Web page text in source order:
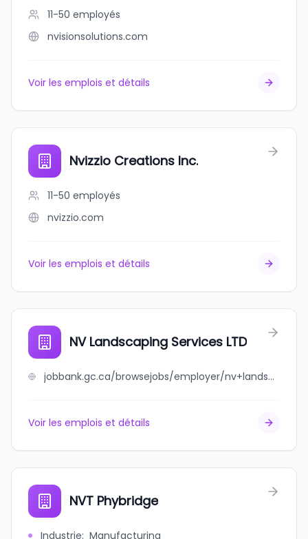
11-50 employés
nvisionsolutions.com
Voir les emplois et détails
Nvizzio Creations Inc.
11-50 employés
nvizzio.com
Voir les emplois et détails
NV Landscaping Services LTD
jobbank.gc.ca/browsejobs/employer/nv+landscaping+services+ltd/ca
Voir les emplois et détails
NVT Phybridge
Industrie: Manufacturing